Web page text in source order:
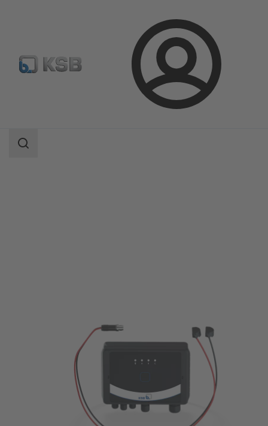
Prihlásenie
Katalóg produktov
BOATRONIC 100/BOATRONIC 100 MOD
Oblasť